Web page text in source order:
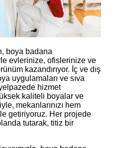
boya badana
evlerinize, ofislerinize ve
kazandırıyor. İç ve dış
uygulamaları ve sıva
hizmet
kaliteli boyalar ve
mekanlarınızı hem
getiriyoruz. Her projede
tutarak, titiz bir